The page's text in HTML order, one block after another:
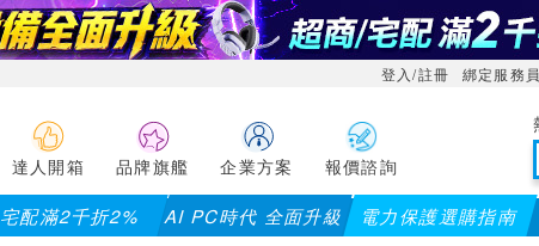
登入/註冊 綁定服務員
達人開箱 品牌旗艦 企業方案 報價諮詢
宅配滿2千折2% AI PC時代 全面升級 電力保護選購指南